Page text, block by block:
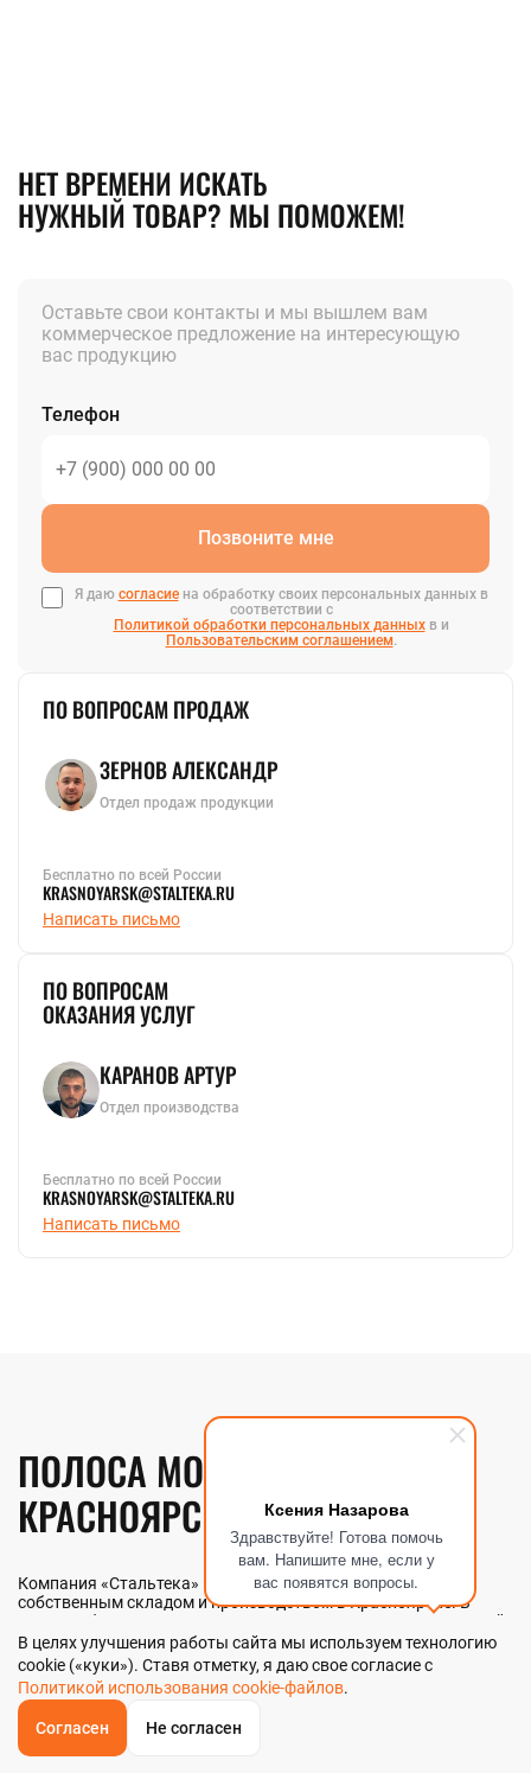
Ксения Назарова
Здравствуйте! Готова помочь
вам. Напишите мне, если у
вас появятся вопросы.
ОБРАТНЫЙЗВОНОК
НЕТ ВРЕМЕНИ ИСКАТЬ
НУЖНЫЙ ТОВАР? МЫ ПОМОЖЕМ!
Оставьте свои контакты и мы вышлем вам
коммерческое предложение на интересующую
вас продукцию
Телефон
Позвоните мне
Я даю согласиена обработку своих персональных данных в
соответствии с
Политикой обработки персональных данныхв и
Пользовательским соглашением.
ПО ВОПРОСАМ ПРОДАЖ
ЗЕРНОВ АЛЕКСАНДР
Отдел продаж продукции
Бесплатно по всей России
KRASNOYARSK@STALTEKA.RU
Написать письмо
ПО ВОПРОСАМ
ОКАЗАНИЯ УСЛУГ
КАРАНОВ АРТУР
Отдел производства
Бесплатно по всей России
KRASNOYARSK@STALTEKA.RU
Написать письмо
ПОЛОСА МОЛИБДЕНОВАЯ В
КРАСНОЯРСКЕ
Компания «Стальтека» — поставщик металлопроката с
собственным складом и производством в Красноярске. В
наличии более 130 видов металлопроката и 70 наименований
металлоизделий — черный, цветной и нержавеющий прокат
любых типоразмеров. Мы реализуем полосу молибденовую
как оптом, так и в розницу прямо со склада из наличия или
под заказ. Контроль качества на всех этапах — от входного
анализа до отгрузки.
Главная
В целях улучшения работы сайта мы используем технологию
cookie («куки»). Ставя отметку, я даю свое согласие с
Политикой использования cookie-файлов.
Согласен Не согласен